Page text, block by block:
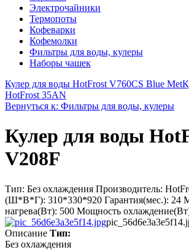
Электрочайники
Термопоты
Кофеварки
Кофемолки
Фильтры для воды, кулеры
Наборы чашек
Кулер для воды HotFrost V760CS Blue Met
HotFrost 35AN
Вернуться к: Фильтры для воды, кулеры
Кулер для воды
V208F
Тип: Без охлаждения Производитель:
(Ш*В*Г): 310*330*920 Гарантия(мес.): 24
нагрева(Вт): 500 Мощность
Описание Тип:
Без охлаждения